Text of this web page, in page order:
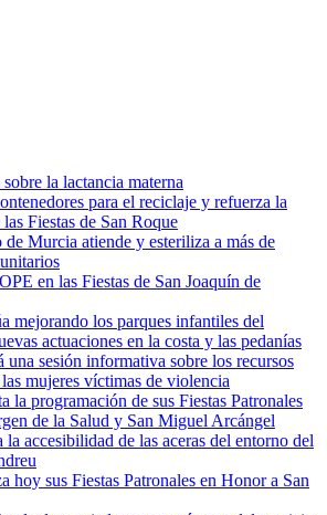
la lactancia materna
para el reciclaje y refuerza la
Fiestas de San Roque
Murcia atiende y esteriliza a más de
en las Fiestas de San Joaquín de
mejorando los parques infantiles del
actuaciones en la costa y las pedanías
una sesión informativa sobre los recursos
mujeres víctimas de violencia
la programación de sus Fiestas Patronales
de la Salud y San Miguel Arcángel
accesibilidad de las aceras del entorno del
hoy sus Fiestas Patronales en Honor a San